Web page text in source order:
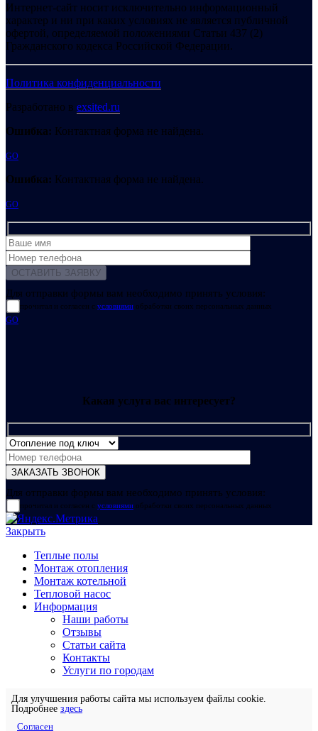
Интернет-сайт носит исключительно информационный
характер и ни при каких условиях не является публичной
офертой, определяемой положениями Статьи 437 (2)
Гражданского кодекса Российской Федерации.
Политика конфиденциальности
Разработано в exsited.ru
Ошибка: Контактная форма не найдена.
GO
Ошибка: Контактная форма не найдена.
GO
Для отправки формы вам необходимо принять условия:
прочитал и согласен с условиями обработки своих персональных данных
GO
Какая услуга вас интересует?
Для отправки формы вам необходимо принять условия:
прочитал и согласен с условиями обработки своих персональных данных
Закрыть
Теплые полы
Монтаж отопления
Монтаж котельной
Тепловой насос
Информация
Наши работы
Отзывы
Статьи сайта
Контакты
Услуги по городам
Для улучшения работы сайта мы используем файлы cookie.
Подробнее здесь
Согласен